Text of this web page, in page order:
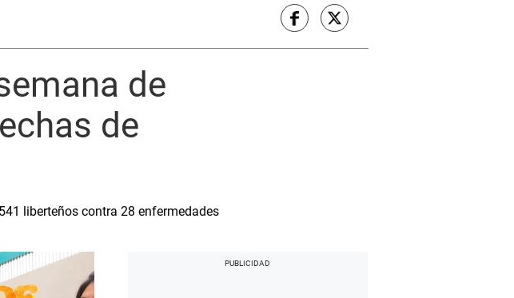
de
de
liberteños contra 28 enfermedades